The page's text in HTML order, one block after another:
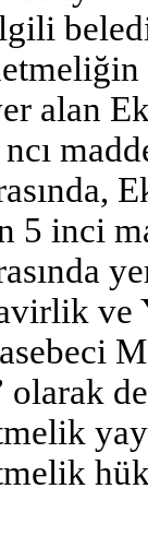
alan
5 inci